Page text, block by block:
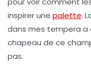
inspirer une palette.
dans mes tempera
chapeau de ce
pas.